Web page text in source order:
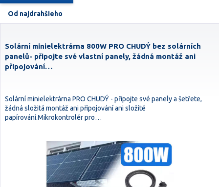
Od najdrahšieho
Solární minielektrárna 800W PRO CHUDÝ bez solárních
panelů- připojte své vlastní panely, žádná montáž ani
připojování…
Solární minielektrárna PRO CHUDÝ - připojte své panely a šetřete,
žádná složitá montáž ani připojování ani složité
papírování.Mikrokontrolér pro…